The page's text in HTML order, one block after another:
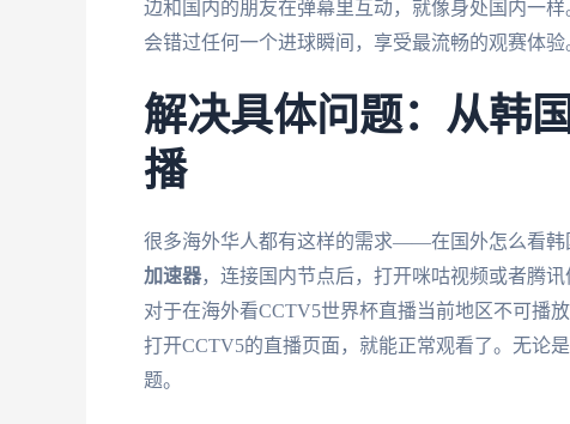
边和国内的朋友在弹幕里互动，就像身处国内一样
会错过任何一个进球瞬间，享受最流畅的观赛体验
解决具体问题：从韩
播
很多海外华人都有这样的需求——在国外怎么看韩
加速器，连接国内节点后，打开咪咕视频或者腾
对于在海外看CCTV5世界杯直播当前地区不可播
打开CCTV5的直播页面，就能正常观看了。无论
题。